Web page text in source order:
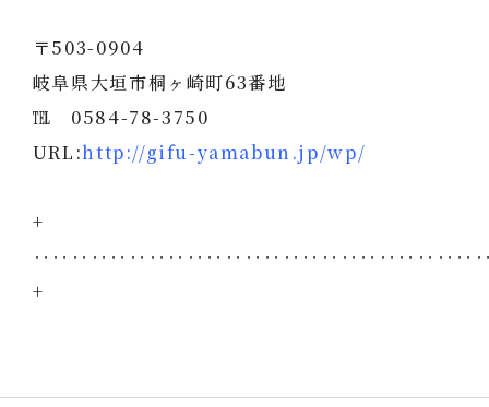
〒503-0904
岐阜県大垣市桐ヶ崎町63番地
℡ 0584-78-3750
URL:http://gifu-yamabun.jp/wp/
+
+